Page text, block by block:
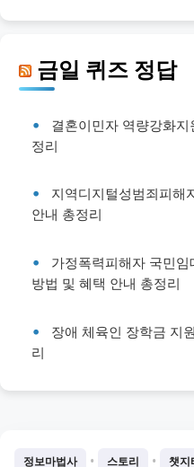
금일 퀴즈 정답
결혼이민자 역량강화
정리
지역디지털성범죄피해
안내 총정리
가정폭력피해자 국민
방법 및 혜택 안내 총정리
장애 체육인 장학금 지
리
정보마법사 • 스토리 • 챗지